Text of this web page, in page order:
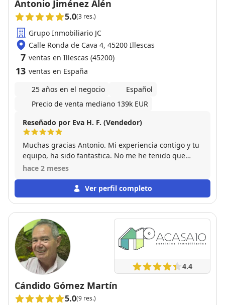
Antonio Jiménez Alén
5.0(3 res.)
Grupo Inmobiliario JC
Calle Ronda de Cava 4, 45200 Illescas
7 ventas en Illescas (45200)
13 ventas en España
25 años en el negocio
Español
Precio de venta mediano 139k EUR
Reseñado por Eva H. F. (Vendedor)
Muchas gracias Antonio. Mi experiencia contigo y tu
equipo, ha sido fantastica. No me he tenido que
encargar de nada y la venta ha sido muy rapida.
hace 2 meses
Ver perfil completo
4.4
Cándido Gómez Martín
5.0(9 res.)